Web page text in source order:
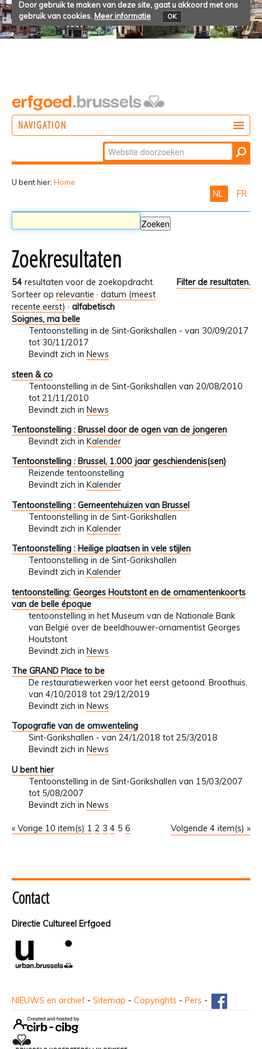
Door gebruik te maken van deze site, gaat u akkoord met ons
gebruik van cookies. Meer informatie OK
NAVIGATION
Zoek
Geavanceerd
U bent hier: Home
NL FR
Zoekresultaten
54 resultaten voor de zoekopdracht.
Filter de resultaten.
Sorteer op relevantie · datum (meest
recente eerst) · alfabetisch
Soignes, ma belle
Tentoonstelling in de Sint-Gorikshallen - van 30/09/2017
tot 30/11/2017
Bevindt zich in News
steen & co
Tentoonstelling in de Sint-Gorikshallen van 20/08/2010
tot 21/11/2010
Bevindt zich in News
Tentoonstelling : Brussel door de ogen van de jongeren
Bevindt zich in Kalender
Tentoonstelling : Brussel, 1.000 jaar geschiendenis(sen)
Reizende tentoonstelling
Bevindt zich in Kalender
Tentoonstelling : Gemeentehuizen van Brussel
Tentoonstelling in de Sint-Gorikshallen
Bevindt zich in Kalender
Tentoonstelling : Heilige plaatsen in vele stijlen
Tentoonstelling in de Sint-Gorikshallen
Bevindt zich in Kalender
tentoonstelling: Georges Houtstont en de ornamentenkoorts
van de belle époque
tentoonstelling in het Museum van de Nationale Bank
van België over de beeldhouwer-ornamentist Georges
Houtstont
Bevindt zich in News
The GRAND Place to be
De restauratiewerken voor het eerst getoond. Broothuis.
van 4/10/2018 tot 29/12/2019
Bevindt zich in News
Topografie van de omwenteling
Sint-Gorikshallen - van 24/1/2018 tot 25/3/2018
Bevindt zich in News
U bent hier
Tentoonstelling in de Sint-Gorikshallen van 15/03/2007
tot 5/08/2007
Bevindt zich in News
« Vorige 10 item(s) Volgende 4 item(s) »
1 2 3 4 5 6
Contact
Directie Cultureel Erfgoed
NIEUWS en archief - Sitemap - Copyrights - Pers -